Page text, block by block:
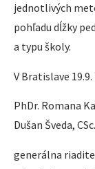
jednotlivých
pohľadu dĺžky
a typu školy.
V Bratislave 19.9.
PhDr.
Dušan Šveda,
generálna